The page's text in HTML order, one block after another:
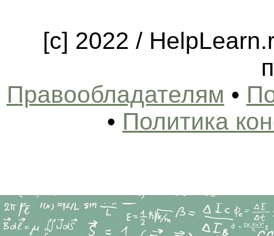
[c] 2022 /
Правообладателям •
• Политика